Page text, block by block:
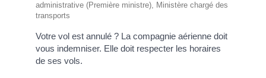
administrative (Première ministre), Ministère chargé des
transports
Votre vol est annulé ? La compagnie aérienne doit
vous indemniser. Elle doit respecter les horaires
de ses vols.